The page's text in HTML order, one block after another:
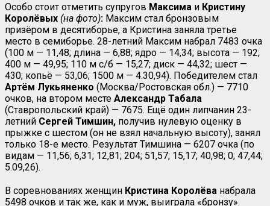
Особо стоит отметить супругов Максима и Кристину
Королёвых (на фото): Максим стал бронзовым
призёром в десятиборье, а Кристина заняла третье
место в семиборье. 28-летний Максим набрал 7483 очка
(100 м — 11,48; длина — 6,88; ядро — 14,34; высота — 192;
400 м — 49,95; 110 м с/б — 15,27; диск — 44,32; шест —
430; копьё — 53,06; 1500 м — 4.30,94). Победителем стал
Артём Лукьяненко (Москва/Ростовская обл.) — 7710
очков, на втором месте Александр Табала
(Ставропольский край) — 7675. Ещё один липчанин 23-
летний Сергей Тимшин, получив нулевую оценку в
прыжке с шестом (он не взял начальную высоту), занял
только 18-е место. Результат Тимшина — 6207 очка (по
видам — 11,56; 6,31; 12,81; 204; 51,57; 15,17; 40,98; 0; 47,44;
5.09,26).
В соревнованиях женщин Кристина Королёва набрала
5498 очков и так же, как и муж, выиграла «бронзу».